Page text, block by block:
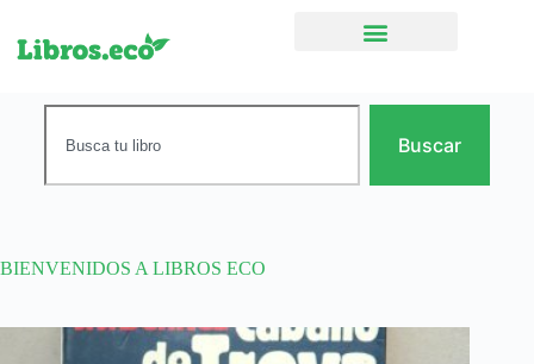
Buscar
BIENVENIDOS A LIBROS ECO